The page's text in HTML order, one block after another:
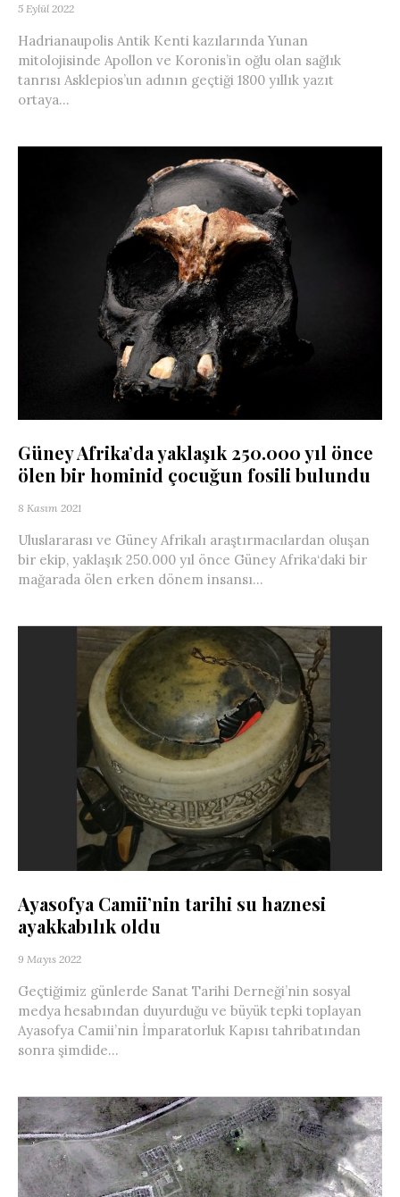
5 Eylül 2022
Hadrianaupolis Antik Kenti kazılarında Yunan
mitolojisinde Apollon ve Koronis’in oğlu olan sağlık
tanrısı Asklepios’un adının geçtiği 1800 yıllık yazıt
ortaya...
Güney Afrika’da yaklaşık 250.000 yıl önce
ölen bir hominid çocuğun fosili bulundu
8 Kasım 2021
Uluslararası ve Güney Afrikalı araştırmacılardan oluşan
bir ekip, yaklaşık 250.000 yıl önce Güney Afrika‘daki bir
mağarada ölen erken dönem insansı...
Ayasofya Camii’nin tarihi su haznesi
ayakkabılık oldu
9 Mayıs 2022
Geçtiğimiz günlerde Sanat Tarihi Derneği’nin sosyal
medya hesabından duyurduğu ve büyük tepki toplayan
Ayasofya Camii’nin İmparatorluk Kapısı tahribatından
sonra şimdide...